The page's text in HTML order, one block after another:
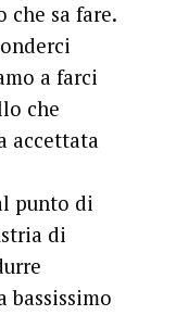
che sa fare.
a farci
che
accettata
punto di
di
bassissimo